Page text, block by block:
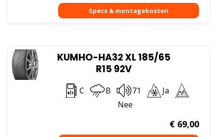
KUMHO-HA32 XL 185/65
R15 92V
C B 71
Ja
Nee
€69,00